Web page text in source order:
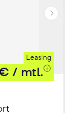
Leasing
/ mtl.